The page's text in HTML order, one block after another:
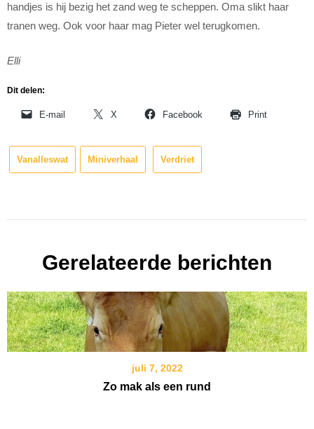
handjes is hij bezig het zand weg te scheppen. Oma slikt haar
tranen weg. Ook voor haar mag Pieter wel terugkomen.
Elli
Dit delen:
E-mail X Facebook Print
Vanalleswat Miniverhaal Verdriet
Gerelateerde berichten
juli 7, 2022
Zo mak als een rund